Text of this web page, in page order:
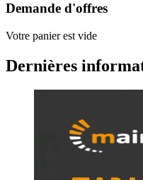
Demande d'offres
Votre panier est vide
Dernières